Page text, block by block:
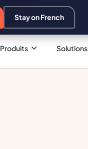
Produits Solutions
Stay on French